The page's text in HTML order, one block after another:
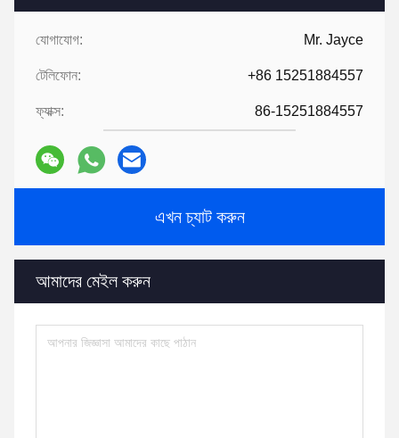
যোগাযোগ: Mr. Jayce
টেলিফোন: +86 15251884557
ফ্যাক্স: 86-15251884557
এখন চ্যাট করুন
আমাদের মেইল করুন